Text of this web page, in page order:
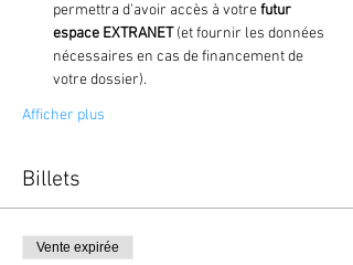
permettra d'avoir accès à votre futur
espace EXTRANET (et fournir les données
nécessaires en cas de financement de
votre dossier).
Afficher plus
Billets
Vente expirée